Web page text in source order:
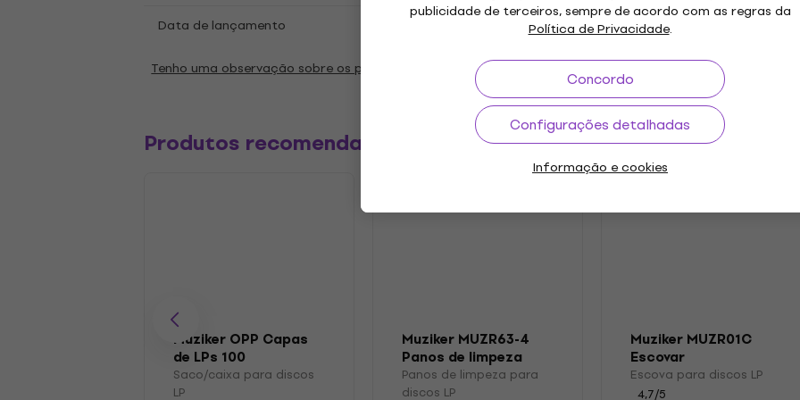
publicidade de terceiros, sempre de acordo com as regras da
Política de Privacidade.
Concordo
Configurações detalhadas
Informação e cookies
Data de lançamento Etiqueta
Tenho uma observação sobre os parâmetros
Produtos recomendados
Muziker OPP Capas
de LPs 100
Saco/caixa para discos
LP
Muziker MUZR63-4
Panos de limpeza
para discos LP
Panos de limpeza para
discos LP
Muziker MUZR01C
Escovar
Escova para discos LP
4,7/5